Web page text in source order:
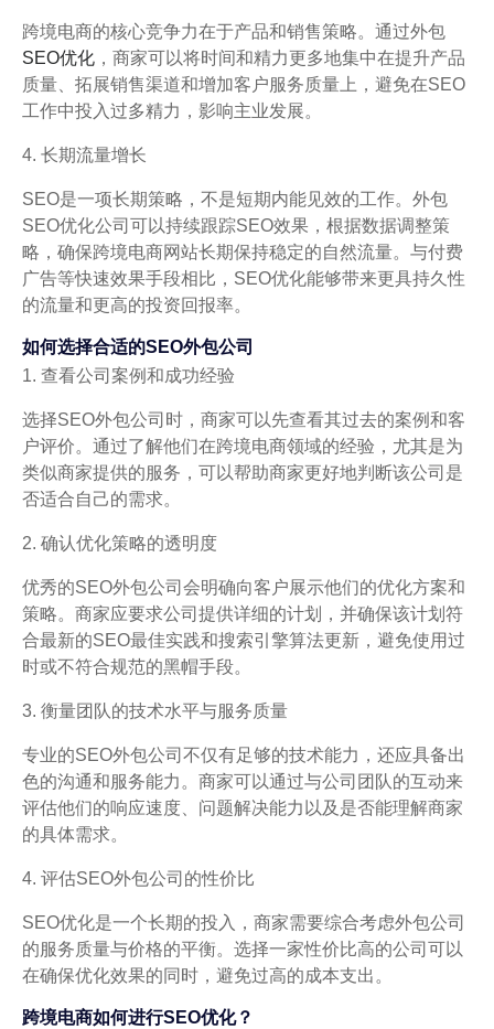
跨境电商的核心竞争力在于产品和销售策略。通过外包
SEO优化 ，商家可以将时间和精力更多地集中在提升产品
质量、拓展销售渠道和增加客户服务质量上，避免在SEO
工作中投入过多精力，影响主业发展。
4. 长期流量增长
SEO是一项长期策略，不是短期内能见效的工作。外包
SEO优化公司可以持续跟踪SEO效果，根据数据调整策
略，确保跨境电商网站长期保持稳定的自然流量。与付费
广告等快速效果手段相比，SEO优化能够带来更具持久性
的流量和更高的投资回报率。
如何选择合适的SEO外包公司
1. 查看公司案例和成功经验
选择SEO外包公司时，商家可以先查看其过去的案例和客
户评价。通过了解他们在跨境电商领域的经验，尤其是为
类似商家提供的服务，可以帮助商家更好地判断该公司是
否适合自己的需求。
2. 确认优化策略的透明度
优秀的SEO外包公司会明确向客户展示他们的优化方案和
策略。商家应要求公司提供详细的计划，并确保该计划符
合最新的SEO最佳实践和搜索引擎算法更新，避免使用过
时或不符合规范的黑帽手段。
3. 衡量团队的技术水平与服务质量
专业的SEO外包公司不仅有足够的技术能力，还应具备出
色的沟通和服务能力。商家可以通过与公司团队的互动来
评估他们的响应速度、问题解决能力以及是否能理解商家
的具体需求。
4. 评估SEO外包公司的性价比
SEO优化是一个长期的投入，商家需要综合考虑外包公司
的服务质量与价格的平衡。选择一家性价比高的公司可以
在确保优化效果的同时，避免过高的成本支出。
跨境电商如何进行SEO优化？